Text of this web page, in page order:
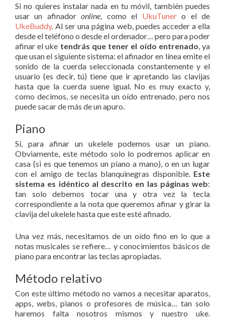
Si no quieres instalar nada en tu móvil, también puedes
usar un afinadoronline , como el UkuTunero el de
UkeBuddy. Al ser una página web, puedes acceder a ella
desde el teléfono o desde el ordenador… pero para poder
afinar el uke tendrás que tener el oído entrenado , ya
que usan el siguiente sistema: el afinador en línea emite el
sonido de la cuerda seleccionada constantemente y el
usuario (es decir, tú) tiene que ir apretando las clavijas
hasta que la cuerda suene igual. No es muy exacto y,
como decimos, se necesita un oído entrenado, pero nos
puede sacar de más de un apuro.
Piano
Sí, para afinar un ukelele podemos usar un piano.
Obviamente, este método solo lo podremos aplicar en
casa (si es que tenemos un piano a mano), o en un lugar
con el amigo de teclas blanquinegras disponible. Este
sistema es idéntico al descrito en las páginas web:
tan solo debemos tocar una y otra vez la tecla
correspondiente a la nota que queremos afinar y girar la
clavija del ukelele hasta que este esté afinado.
Una vez más, necesitamos de un oído fino en lo que a
notas musicales se refiere… y conocimientos básicos de
piano para encontrar las teclas apropiadas.
Método relativo
Con este último método no vamos a necesitar aparatos,
apps, webs, pianos o profesores de música… tan solo
haremos falta nosotros mismos y nuestro uke.